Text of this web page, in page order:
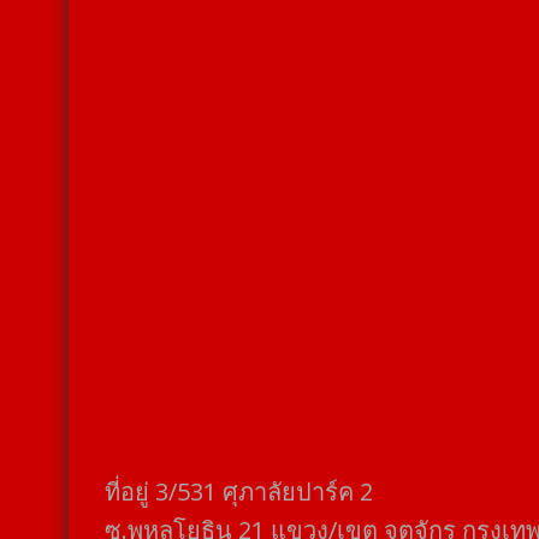
ที่อยู่​ 3/531​ ศุภาลัยปาร์ค​ 2
ซ.พหลโยธิน​ 21​ แขวง/เขต​ จตุจักร​ กรุงเท